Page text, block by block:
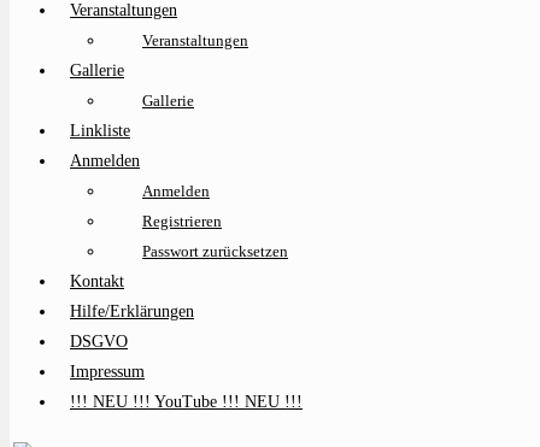
Veranstaltungen
Veranstaltungen
Gallerie
Gallerie
Linkliste
Anmelden
Anmelden
Registrieren
Passwort zurücksetzen
Kontakt
Hilfe/Erklärungen
DSGVO
Impressum
!!! NEU !!! YouTube !!! NEU !!!